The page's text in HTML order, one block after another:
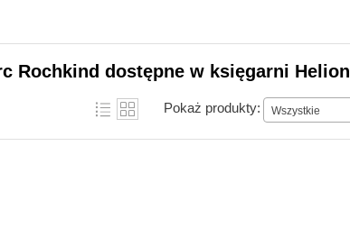
Rochkind dostępne w księgarni Helion
Pokaż produkty: Wszystkie